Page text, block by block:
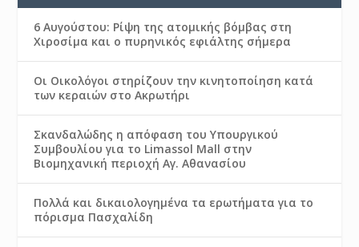
6 Αυγούστου: Ρίψη της ατομικής βόμβας στη
Χιροσίμα και ο πυρηνικός εφιάλτης σήμερα
Οι Οικολόγοι στηρίζουν την κινητοποίηση κατά
των κεραιών στο Ακρωτήρι
Σκανδαλώδης η απόφαση του Υπουργικού
Συμβουλίου για το Limassol Mall στην
Βιομηχανική περιοχή Αγ. Αθανασίου
Πολλά και δικαιολογημένα τα ερωτήματα για το
πόρισμα Πασχαλίδη